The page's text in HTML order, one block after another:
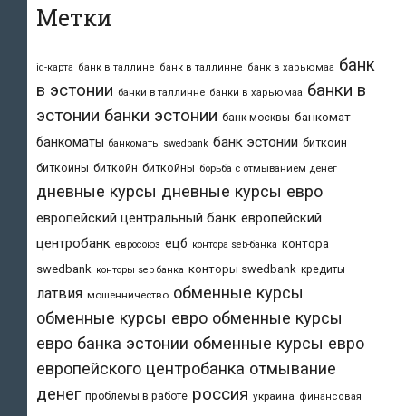
Метки
id-карта банк в таллине банк в таллинне банк в харьюмаа банк
в эстонии банки в таллинне банки в харьюмаа банки в
эстонии банки эстонии банк москвы банкомат
банкоматы банкоматы swedbank банк эстонии биткоин
биткоины биткойн биткойны борьба с отмыванием денег
дневные курсы дневные курсы евро
европейский центральный банк европейский
центробанк евросоюз ецб контора seb-банка контора
swedbank конторы seb банка конторы swedbank кредиты
латвия мошенничество обменные курсы
обменные курсы евро обменные курсы
евро банка эстонии обменные курсы евро
европейского центробанка отмывание
денег проблемы в работе россия украина финансовая